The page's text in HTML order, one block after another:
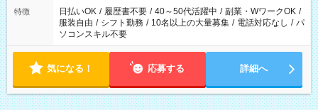
特徴 日払いOK / 履歴書不要 / 40～50代活躍中 / 副業・WワークOK /
服装自由 / シフト勤務 / 10名以上の大量募集 / 電話対応なし / パ
ソコンスキル不要
気になる！ 応募する 詳細へ